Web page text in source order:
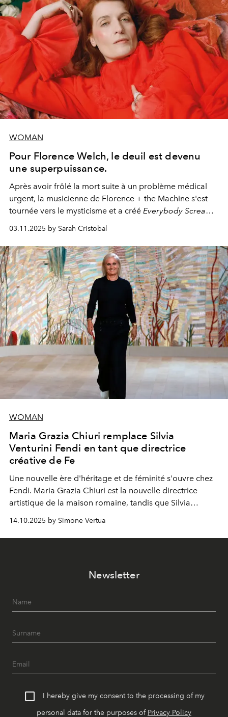
WOMAN
Pour Florence Welch, le deuil est devenu
une superpuissance.
Après avoir frôlé la mort suite à un problème médical
urgent, la musicienne de Florence + the Machine s'est
tournée vers le mysticisme et a créé Everybody Scream
03.11.2025 by Sarah Cristobal
WOMAN
Maria Grazia Chiuri remplace Silvia
Venturini Fendi en tant que directrice
créative de Fe
Une nouvelle ère d'héritage et de féminité s'ouvre chez
Fendi. Maria Grazia Chiuri est la nouvelle directrice
artistique de la maison romaine, tandis que Silvia
14.10.2025 by Simone Vertua
Newsletter
I hereby give my consent to the processing of my
personal data for the purposes of Privacy Policy